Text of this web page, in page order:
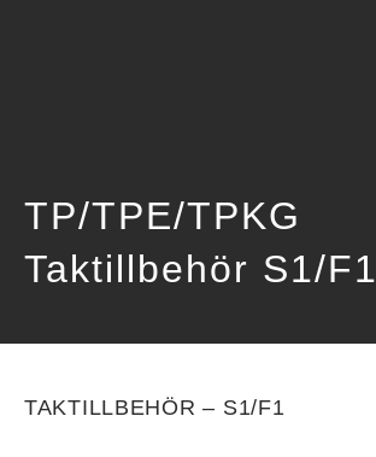
TP/TPE/TPKG
Taktillbehör S1/F1
TAKTILLBEHÖR – S1/F1